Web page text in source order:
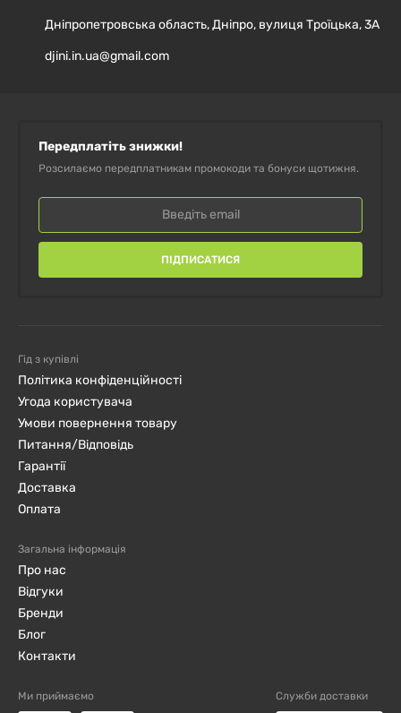
Дніпропетровська область, Дніпро, вулиця Троїцька, 3А
djini.in.ua@gmail.com
Передплатіть знижки!
Розсилаємо передплатникам промокоди та бонуси щотижня.
ПІДПИСАТИСЯ
Гід з купівлі
Політика конфіденційності
Угода користувача
Умови повернення товару
Питання/Відповідь
Гарантії
Доставка
Оплата
Загальна інформація
Про нас
Відгуки
Бренди
Блог
Контакти
Ми приймаємо Служби доставки